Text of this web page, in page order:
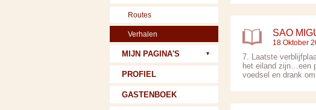
SAO
18 Oktober
7. Laatste
het eiland zijn…een
voedsel en drank
Routes
Verhalen
MIJN PAGINA'S
PROFIEL
GASTENBOEK